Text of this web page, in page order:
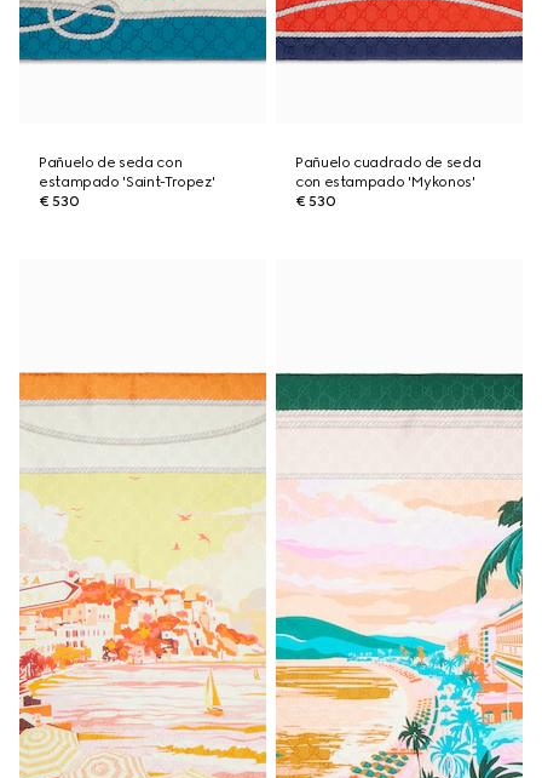
Pañuelo de seda con
estampado 'Saint-Tropez'
€ 530
Pañuelo cuadrado de seda
con estampado 'Mykonos'
€ 530